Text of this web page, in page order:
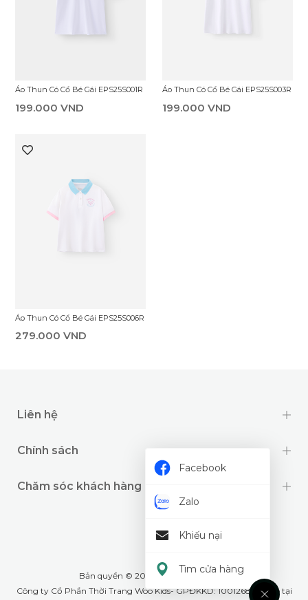
Áo Thun Có Cổ Bé Gái EPS25S001R
199.000 VND
Áo Thun Có Cổ Bé Gái EPS25S003R
199.000 VND
Áo Thun Có Cổ Bé Gái EPS25S006R
279.000 VND
Liên hệ
Chính sách
Chăm sóc khách hàng
Bản quyền © 2024 thuộc về Wookids
Công ty Cổ Phần Thời Trang Woo Kids- GPĐKKD: 1001268555 cấp tại
Facebook
Zalo
Khiếu nại
Tìm cửa hàng